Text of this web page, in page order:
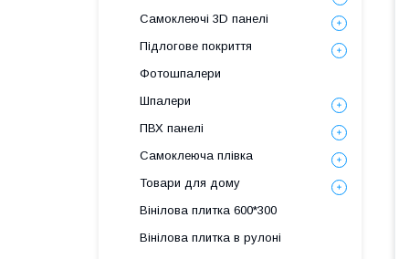
Самоклеючі 3D панелі
Підлогове покриття
Фотошпалери
Шпалери
ПВХ панелі
Самоклеюча плівка
Товари для дому
Вінілова плитка 600*300
Вінілова плитка в рулоні